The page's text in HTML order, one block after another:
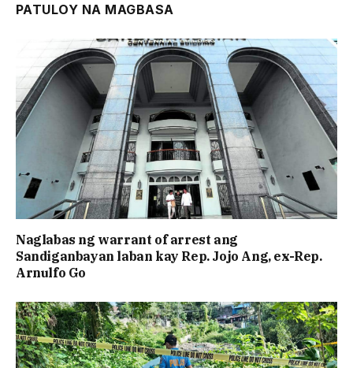
PATULOY NA MAGBASA
Naglabas ng warrant of arrest ang
Sandiganbayan laban kay Rep. Jojo Ang, ex-Rep.
Arnulfo Go